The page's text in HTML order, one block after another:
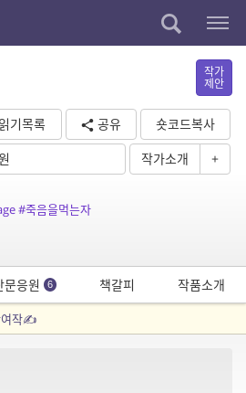
작가
제안
읽기목록 공유
숏코드복사
작가소개 +
#죽음을먹는자
문응원 6 책갈피 작품소개
여작✍️